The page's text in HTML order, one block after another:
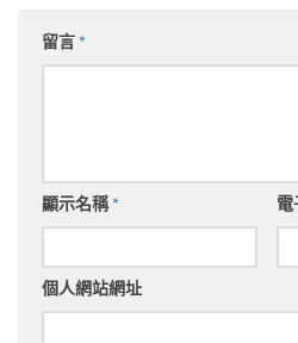
留言*
顯示名稱* 電
個人網站網址